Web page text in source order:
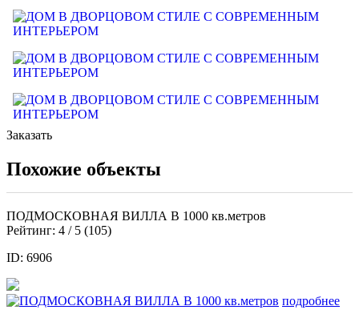
Заказать
Похожие объекты
ПОДМОСКОВНАЯ ВИЛЛА В 1000 кв.метров
Рейтинг: 4 / 5 (105)
ID: 6906
подробнее